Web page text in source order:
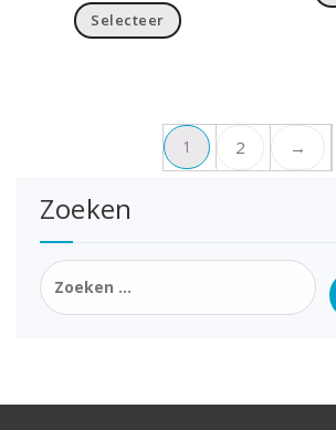
Selecteer
1 2 →
Zoeken
Zoeken
naar: